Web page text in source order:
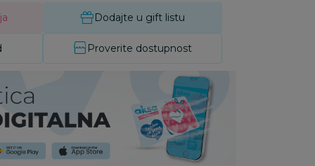
Dodajte u gift listu
Proverite dostupnost